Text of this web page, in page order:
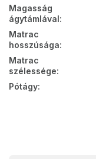
Magasság
ágytámlával:
Matrac
hosszúsága:
Matrac
szélessége:
Pótágy: